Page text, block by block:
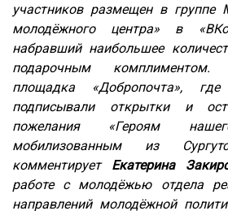
участников размещен в
молодёжного центра» в
набравший наибольшее
подарочным
площадка «Добропочта»,
подписывали открытки и
пожелания «Героям
мобилизованным из
комментирует Екатерина
работе с молодёжью отдела
направлений молодёжной